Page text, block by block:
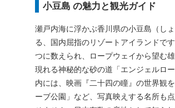
小豆島 の魅力と観光ガイド
瀬戸内海に浮かぶ香川県の小豆島（し
る、国内屈指のリゾートアイランドで
つに数えられ、ロープウェイから望む
現れる神秘的な砂の道「エンジェルロ
内には、映画『二十四の瞳』の世界観
ーブ公園」など、写真映えする名所も